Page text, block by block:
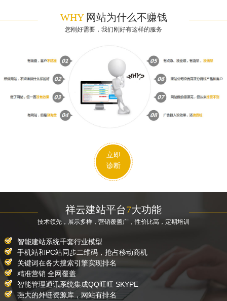
WHY网站为什么不赚钱
您刚好需要，我们刚好有这样的服务
立即
诊断
祥云建站平台7大功能
技术领先，展示多样，营销覆盖广，性价比高，定期培训
智能建站系统千套行业模型
手机站和PC站同步二维码，抢占移动商机
关键词在各大搜索引擎实现排名
精准营销 全网覆盖
智能管理通讯系统集成QQ旺旺 SKYPE
强大的外链资源库，网站有排名